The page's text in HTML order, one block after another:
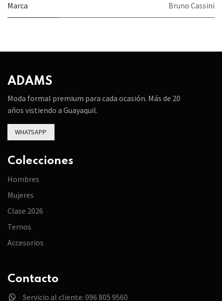
Marca Bruno Cassini
ADAMS
Moda formal premium para cada ocasión. Más de 20
años vistiendo a Guayaquil.
WHATSAPP
Colecciones
Hombres
Mujeres
Clase 2026
Ternos
Accesorios
Contacto
Servicio al cliente: 096 805 9560